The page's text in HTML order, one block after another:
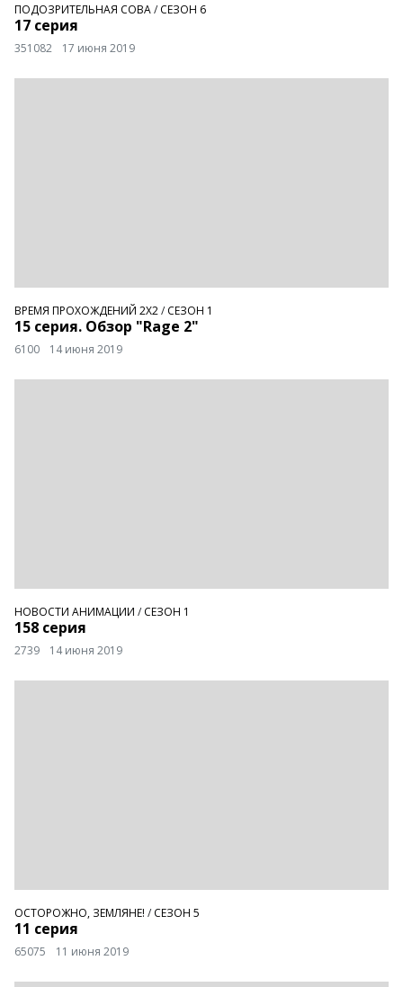
ПОДОЗРИТЕЛЬНАЯ СОВА/ СЕЗОН 6
17 серия
351082 17 июня 2019
ВРЕМЯ ПРОХОЖДЕНИЙ 2Х2/ СЕЗОН 1
15 серия. Обзор "Rage 2"
6100 14 июня 2019
НОВОСТИ АНИМАЦИИ / СЕЗОН 1
158 серия
2739 14 июня 2019
ОСТОРОЖНО, ЗЕМЛЯНЕ! / СЕЗОН 5
11 серия
65075 11 июня 2019